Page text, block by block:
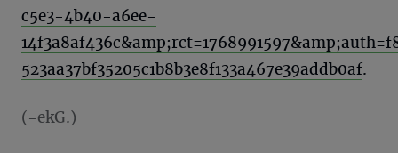
c5e3-4b40-a6ee-
523aa37bf35205c1b8b3e8f133a467e39addb0af.
(-ekG.)